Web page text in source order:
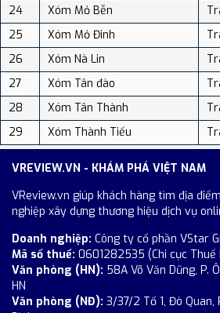
24
Xóm Mỏ Bễn
25
Xóm Mỏ Đinh
26
Xóm Nà Lin
27
Xóm Tân đào
28
Xóm Tân Thành
29
Xóm Thành Tiếu
VREVIEW.VN - KHÁM PHÁ VIỆT NAM
VReview.vn giúp khách hàng tìm địa
nghiệp xây dựng thương hiệu dịch vụ
Doanh nghiệp: Công ty cổ phần VStar
Mã số thuế: 0601282535 (Chi cục
Văn phòng (HN): 58A Võ Văn Dũng, P.
HN
Văn phòng (NĐ): 3/37/2 Tổ 1, Đò Quan,